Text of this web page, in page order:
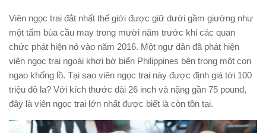
Viên ngọc trai đắt nhất thế giới được giữ dưới gầm giường như
một tấm bùa cầu may trong mười năm trước khi các quan
chức phát hiện nó vào năm 2016. Một ngư dân đã phát hiện
viên ngọc trai ngoài khơi bờ biển Philippines bên trong một con
ngao khổng lồ. Tại sao viên ngọc trai này được định giá tới 100
triệu đô la? Với kích thước dài 26 inch và nặng gần 75 pound,
đây là viên ngọc trai lớn nhất được biết là còn tồn tại.